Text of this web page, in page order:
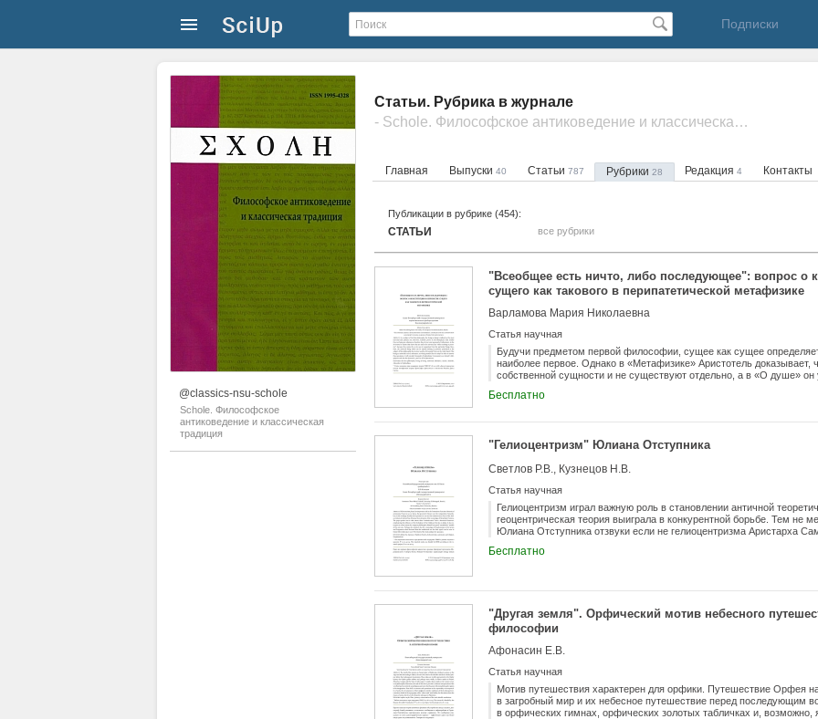
Подписки
@classics-nsu-schole
Schole. Философское
антиковедение и классическая
традиция
Статьи. Рубрика в журнале
- Schole. Философское антиковедение и классическая традиция
Главная Выпуски 40 Статьи 787 Рубрики 28 Редакция 4 Контакты
Публикации в рубрике (454):
СТАТЬИ все рубрики
"Всеобщее есть ничто, либо последующее": вопрос о
сущего как такового в перипатетической метафизике
Варламова Мария Николаевна
Статья научная
Будучи предметом первой философии, сущее как сущее
наиболее первое. Однако в «Метафизике» Аристотель
собственной сущности и не существуют отдельно, а в «О душе» он
высказывается. Каким же образом то, что может быть названо
универсальное не имеет собственной сущности, на основании
Аристотеля и также вопросы I.3 и Ι.11 из его «Вопросов и решений».
Бесплатно
"Гелиоцентризм" Юлиана Отступника
Светлов Р.В., Кузнецов Н.В.
Статья научная
Гелиоцентризм играл важную роль в становлении античной
геоцентрическая теория выиграла в конкурентной борьбе. Тем не
Юлиана Отступника отзвуки если не гелиоцентризма Аристарха
подчеркивая влияние гелиолатрии «Халдейских оракулов» на
эпохи, можно увидеть в романе Дм. Мережковского «Смерть
Бесплатно
"Другая земля". Орфический мотив небесного
философии
Афонасин Е.В.
Статья научная
Мотив путешествия характерен для орфики. Путешествие Орфея
в загробный мир и их небесное путешествие перед последующим
в орфических гимнах, орфических золотых табличках и,